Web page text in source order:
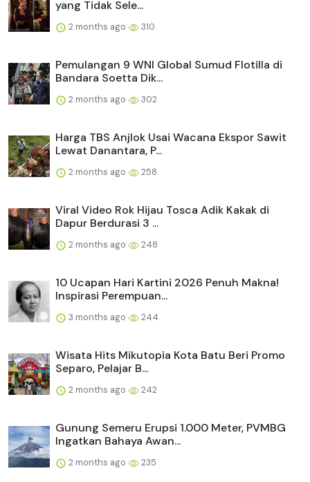
yang Tidak Sele...
2 months ago 310
Pemulangan 9 WNI Global Sumud Flotilla di
Bandara Soetta Dik...
2 months ago 302
Harga TBS Anjlok Usai Wacana Ekspor Sawit
Lewat Danantara, P...
2 months ago 258
Viral Video Rok Hijau Tosca Adik Kakak di
Dapur Berdurasi 3 ...
2 months ago 248
10 Ucapan Hari Kartini 2026 Penuh Makna!
Inspirasi Perempuan...
3 months ago 244
Wisata Hits Mikutopia Kota Batu Beri Promo
Separo, Pelajar B...
2 months ago 242
Gunung Semeru Erupsi 1.000 Meter, PVMBG
Ingatkan Bahaya Awan...
2 months ago 235